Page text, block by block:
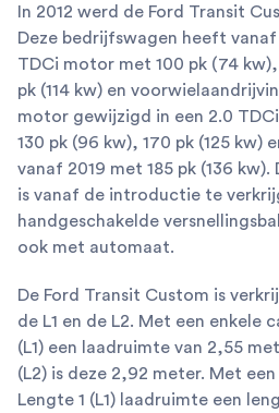
In 2012 werd de Ford Transit
Deze bedrijfswagen heeft
TDCi motor met 100 pk (74 kw),
pk (114 kw) en
motor gewijzigd in een 2.0
130 pk (96 kw), 170 pk (125 kw)
vanaf 2019 met 185 pk (136
is vanaf de introductie te
handgeschakelde
ook met automaat.
De Ford Transit Custom is
de L1 en de L2. Met een enkele
(L1) een laadruimte van 2,55
(L2) is deze 2,92 meter. Met
Lengte 1 (L1) laadruimte een